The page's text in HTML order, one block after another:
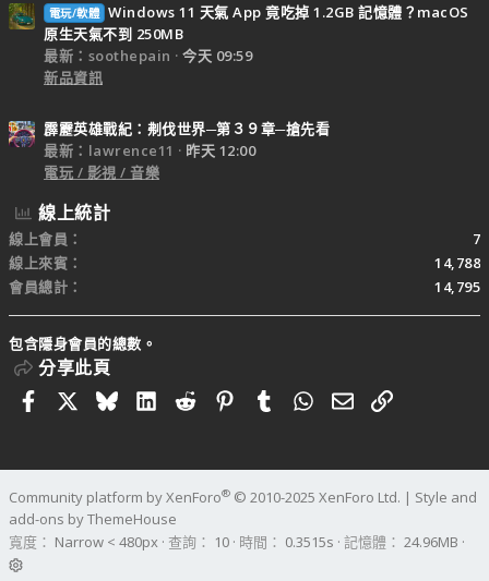
電玩/軟體 Windows 11 天氣 App 竟吃掉 1.2GB 記憶體？macOS
原生天氣不到 250MB
最新：soothepain
今天 09:59
新品資訊
霹靂英雄戰紀：刜伐世界─第３９章─搶先看
最新：lawrence11
昨天 12:00
電玩 / 影視 / 音樂
線上統計
線上會員
7
線上來賓
14,788
會員總計
14,795
包含隱身會員的總數。
分享此頁
FacebookBlueskyLinkedIn
RedditPinterestTumblrWhatsApp
電子郵件
連結
Community platform by XenForo® © 2010-2025 XenForo Ltd. | Style and
add-ons by ThemeHouse
寬度
查詢 10 時間 0.3515s 記憶體 24.96MB